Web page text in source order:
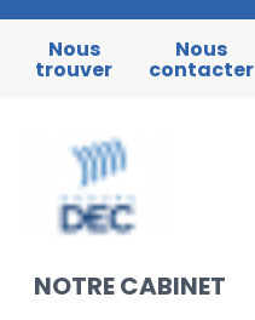
Nous
trouver
Nous
contacter
NOTRE CABINET